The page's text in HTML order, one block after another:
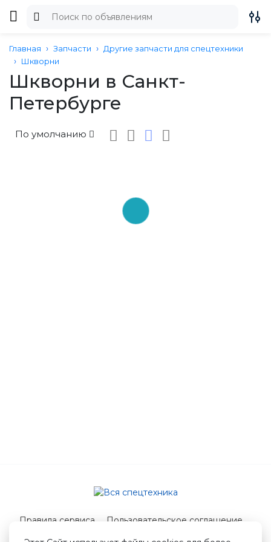
Главная Запчасти
Другие запчасти для спецтехники
Шкворни
Шкворни в Санкт-
Петербурге
По умолчанию
Правила сервиса
Пользовательское соглашение